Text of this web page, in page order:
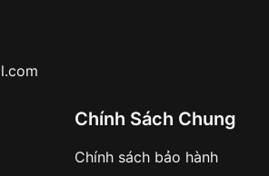
Chính Sách Chung
Chính sách bảo hành